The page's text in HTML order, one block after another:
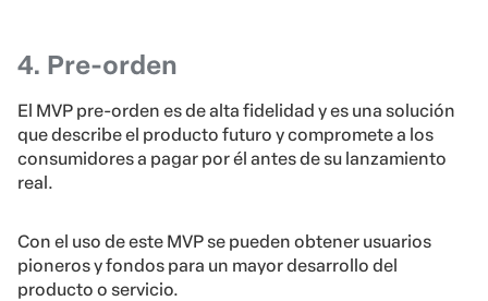
4. Pre-orden
El MVP pre-orden es de alta fidelidad y es una solución
que describe el producto futuro y compromete a los
consumidores a pagar por él antes de su lanzamiento
real.
Con el uso de este MVP se pueden obtener usuarios
pioneros y fondos para un mayor desarrollo del
producto o servicio.